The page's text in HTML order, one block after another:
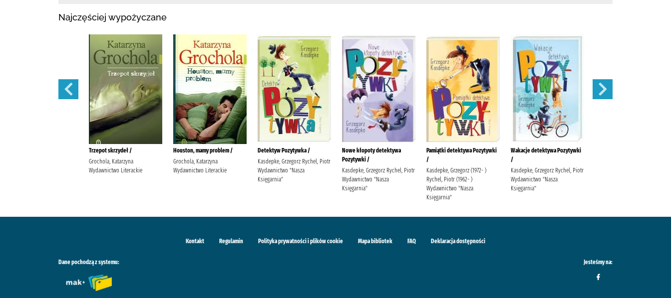
Najczęściej wypożyczane
Trzepot skrzydeł /
Grochola, Katarzyna
Wydawnictwo Literackie
Houston, mamy problem /
Grochola, Katarzyna
Wydawnictwo Literackie
Detektyw Pozytywka /
Kasdepke, Grzegorz Rychel, Piotr
Wydawnictwo "Nasza
Księgarnia"
Nowe kłopoty detektywa
Pozytywki /
Kasdepke, Grzegorz Rychel, Piotr
Wydawnictwo "Nasza
Księgarnia"
Pamiątki detektywa Pozytywki
/
Kasdepke, Grzegorz (1972- )
Rychel, Piotr (1962- )
Wydawnictwo "Nasza
Księgarnia"
Wakacje detektywa Pozytywki
/
Kasdepke, Grzegorz Rychel, Piotr
Wydawnictwo "Nasza
Księgarnia"
Kontakt Regulamin Polityka prywatności i plików cookie Mapa bibliotek FAQ Deklaracja dostępności
Dane pochodzą z systemu: Jesteśmy na: